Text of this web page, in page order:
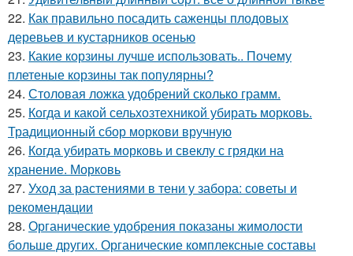
22. Как правильно посадить саженцы плодовых
деревьев и кустарников осенью
23. Какие корзины лучше использовать.. Почему
плетеные корзины так популярны?
24. Столовая ложка удобрений сколько грамм.
25. Когда и какой сельхозтехникой убирать морковь.
Традиционный сбор моркови вручную
26. Когда убирать морковь и свеклу с грядки на
хранение. Морковь
27. Уход за растениями в тени у забора: советы и
рекомендации
28. Органические удобрения показаны жимолости
больше других. Органические комплексные составы